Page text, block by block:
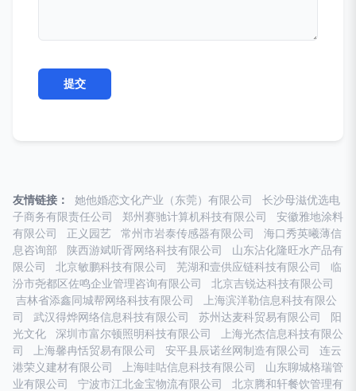
友情链接： 她他婚恋文化产业（东莞）有限公司
长沙母滋优选电
子商务有限责任公司
郑州赛驰计算机科技有限公司
安徽雅地涂料
有限公司
正义园艺 常州市岩泰传感器有限公司
海口秀英曦薄信
息咨询部
陕西游斌听胥网络科技有限公司
山东沾化隆旺水产品有
限公司
北京敏鹏科技有限公司 芜湖和壹供应链科技有限公司
临
汾市尧都区佐鸣企业管理咨询有限公司
北京吉锐达科技有限公司
吉林省添鑫同城帮网络科技有限公司
上海滨洋勒信息科技有限公
司
武汉得烨网络信息科技有限公司 苏州达麦科贸易有限公司
阳
光文化
深圳市富尔顿照明科技有限公司
上海光杰信息科技有限公
司
上海馨冉恬贸易有限公司 安平县辰诺丝网制造有限公司
连云
港荣义建材有限公司
上海哇咕信息科技有限公司
山东聊城格瑞管
业有限公司
宁波市江北金宝物流有限公司
北京腾和轩餐饮管理有